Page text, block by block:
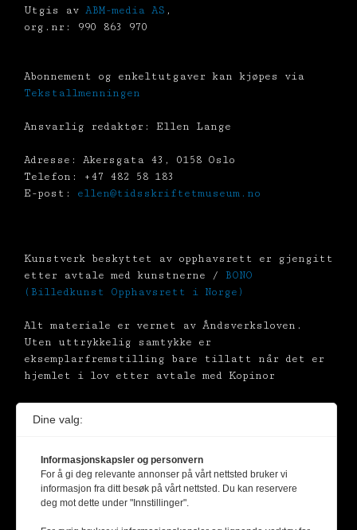
Utgis av ABM-media AS ,
org.nr: 990 863 970
Abonnement og enkeltutgaver kan kjøpes via
Tekstallmenningen
Ansvarlig redaktør: Ellen Lange
Adresse: Akersgata 43, 0158 Oslo
Telefon: +47 482 58 183
E-post: ellen@tidsskriftetmuseum.no
Kunstverk beskyttet av opphavsrett er gjengitt
etter avtale med kunstnerne / BONO
(Billedkunst Opphavsrett i Norge)
Alt materiale er vernet av Åndsverksloven.
Uten uttrykkelig samtykke er
eksemplarfremstilling bare tillatt når det er
hjemlet i lov etter avtale med Kopinor
Dine valg:
Informasjonskapsler og personvern
For å gi deg relevante annonser på vårt nettsted bruker vi
informasjon fra ditt besøk på vårt nettsted. Du kan reservere
deg mot dette under "Innstillinger".